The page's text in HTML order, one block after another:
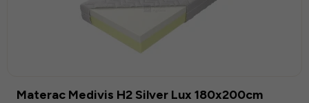
Materac Medivis H2 Silver Lux 180x200cm